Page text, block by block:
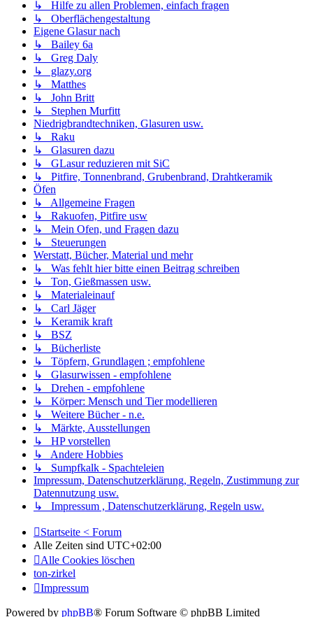
↳ Hilfe zu allen Problemen, einfach fragen
↳ Oberflächengestaltung
Eigene Glasur nach
↳ Bailey 6a
↳ Greg Daly
↳ glazy.org
↳ Matthes
↳ John Britt
↳ Stephen Murfitt
Niedrigbrandtechniken, Glasuren usw.
↳ Raku
↳ Glasuren dazu
↳ GLasur reduzieren mit SiC
↳ Pitfire, Tonnenbrand, Grubenbrand, Drahtkeramik
Öfen
↳ Allgemeine Fragen
↳ Rakuofen, Pitfire usw
↳ Mein Ofen, und Fragen dazu
↳ Steuerungen
Werstatt, Bücher, Material und mehr
↳ Was fehlt hier bitte einen Beitrag schreiben
↳ Ton, Gießmassen usw.
↳ Materialeinauf
↳ Carl Jäger
↳ Keramik kraft
↳ BSZ
↳ Bücherliste
↳ Töpfern, Grundlagen ; empfohlene
↳ Glasurwissen - empfohlene
↳ Drehen - empfohlene
↳ Körper: Mensch und Tier modellieren
↳ Weitere Bücher - n.e.
↳ Märkte, Ausstellungen
↳ HP vorstellen
↳ Andere Hobbies
↳ Sumpfkalk - Spachteleien
Impressum, Datenschutzerklärung, Regeln, Zustimmung zur
Datennutzung usw.
↳ Impressum , Datenschutzerklärung, Regeln usw.
Startseite < Forum
Alle Zeiten sind UTC+02:00
Alle Cookies löschen
ton-zirkel
Impressum
Powered by phpBB® Forum Software © phpBB Limited